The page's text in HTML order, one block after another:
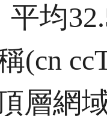
平均
(cn
層網